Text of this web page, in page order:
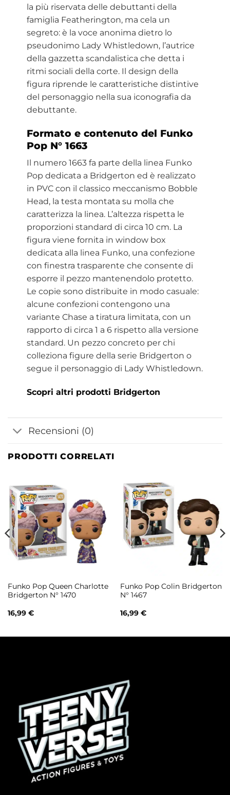
la più riservata delle debuttanti della
famiglia Featherington, ma cela un
segreto: è la voce anonima dietro lo
pseudonimo Lady Whistledown, l’autrice
della gazzetta scandalistica che detta i
ritmi sociali della corte. Il design della
figura riprende le caratteristiche distintive
del personaggio nella sua iconografia da
debuttante.
Formato e contenuto del Funko
Pop N° 1663
Il numero 1663 fa parte della linea Funko
Pop dedicata a Bridgerton ed è realizzato
in PVC con il classico meccanismo Bobble
Head, la testa montata su molla che
caratterizza la linea. L’altezza rispetta le
proporzioni standard di circa 10 cm. La
figura viene fornita in window box
dedicata alla linea Funko, una confezione
con finestra trasparente che consente di
esporre il pezzo mantenendolo protetto.
Le copie sono distribuite in modo casuale:
alcune confezioni contengono una
variante Chase a tiratura limitata, con un
rapporto di circa 1 a 6 rispetto alla versione
standard. Un pezzo concreto per chi
colleziona figure della serie Bridgerton o
segue il personaggio di Lady Whistledown.
Scopri altri prodotti Bridgerton
Recensioni (0)
PRODOTTI CORRELATI
Funko Pop Queen Charlotte
Bridgerton N° 1470
16,99 €
Funko Pop Colin Bridgerton
N° 1467
16,99 €